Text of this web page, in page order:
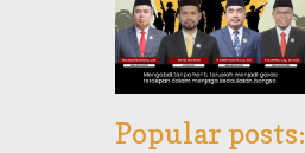
Popular posts: